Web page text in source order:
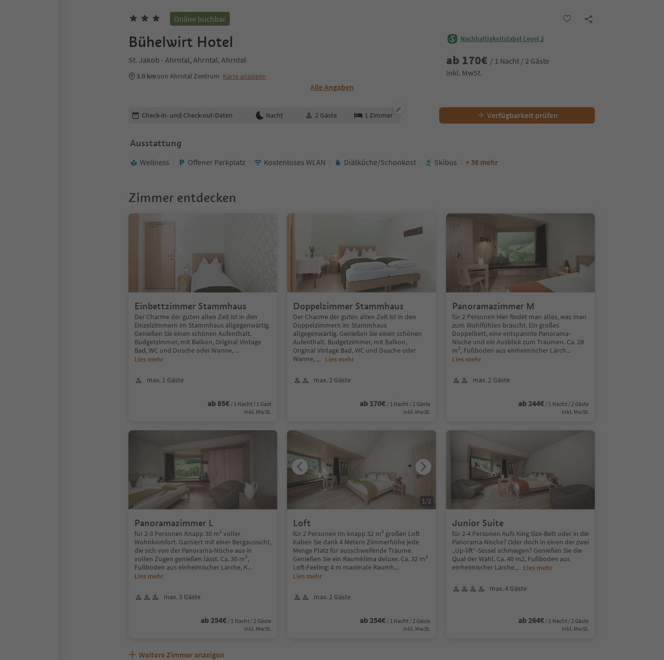
Online buchbar
Bühelwirt Hotel
St. Jakob - Ahrntal, Ahrntal, Ahrntal
3.0 kmvon Ahrntal Zentrum Karte anzeigen
Alle Angaben
Nachhaltigkeitslabel Level 2
ab 170€ / 1 Nacht / 2 Gäste
Inkl. MwSt.
Buchungsdetails bearbeiten
Check-in- und Check-out-Daten Nacht 2 Gäste 1 Zimmer Verfügbarkeit prüfen
Ausstattung
Wellness Offener Parkplatz Kostenloses WLAN Diätküche/Schonkost Skibus + 36 mehr
Zimmer entdecken
Einbettzimmer Stammhaus
Der Charme der guten alten Zeit ist in den
Einzelzimmern im Stammhaus allgegenwärtig.
Genießen Sie einen schönen Aufenthalt.
Budgetzimmer, mit Balkon, Original Vintage
Bad, WC und Dusche oder Wanne, ...
Lies mehr
max. 1 Gäste
ab 85€ / 1 Nacht / 1 Gast
Inkl. MwSt.
Doppelzimmer Stammhaus
Der Charme der guten alten Zeit ist in den
Doppelzimmern im Stammhaus
allgegenwärtig. Genießen Sie einen schönen
Aufenthalt. Budgetzimmer, mit Balkon,
Original Vintage Bad, WC und Dusche oder
Wanne, ... Lies mehr
max. 2 Gäste
ab 170€ / 1 Nacht / 2 Gäste
Inkl. MwSt.
Panoramazimmer M
für 2 Personen Hier findet man alles, was man
zum Wohlfühlen braucht. Ein großes
Doppelbett, eine entspannte Panorama-
Nische und ein Ausblick zum Träumen. Ca. 28
m², Fußboden aus einheimischer Lärch...
Lies mehr
max. 2 Gäste
ab 244€ / 1 Nacht / 2 Gäste
Inkl. MwSt.
Panoramazimmer L
für 2-3 Personen Knapp 30 m² voller
Wohnkomfort. Garniert mit einer Bergaussicht,
die sich von der Panorama-Nische aus in
vollen Zügen genießen lässt. Ca. 30 m²,
Fußboden aus einheimischer Lärche, K...
Lies mehr
max. 3 Gäste
ab 254€ / 1 Nacht / 2 Gäste
Inkl. MwSt.
Loft
für 2 Personen Im knapp 32 m² großen Loft
haben Sie dank 4 Metern Zimmerhöhe jede
Menge Platz für ausschweifende Träume.
Genießen Sie ein Raumklima deluxe. Ca. 32 m²
Loft-Feeling: 4 m maximale Raumh...
Lies mehr
max. 2 Gäste
ab 254€ / 1 Nacht / 2 Gäste
Inkl. MwSt.
1/2
Junior Suite
für 2-4 Personen Aufs King Size-Bett oder in die
Panorama-Nische? Oder doch in einen der zwei
„Up-lift“-Sessel schmiegen? Genießen Sie die
Qual der Wahl. Ca. 40 m2, Fußboden aus
einheimischer Lärche... Lies mehr
max. 4 Gäste
ab 264€ / 1 Nacht / 2 Gäste
Inkl. MwSt.
Weitere Zimmer anzeigen